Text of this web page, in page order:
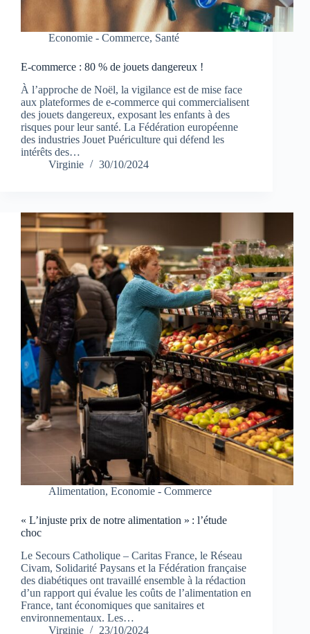
Economie - Commerce, Santé
E-commerce : 80 % de jouets dangereux !
À l’approche de Noël, la vigilance est de mise face
aux plateformes de e-commerce qui commercialisent
des jouets dangereux, exposant les enfants à des
risques pour leur santé. La Fédération européenne
des industries Jouet Puériculture qui défend les
intérêts des…
Virginie
30/10/2024
Alimentation, Economie - Commerce
« L’injuste prix de notre alimentation » : l’étude
choc
Le Secours Catholique – Caritas France, le Réseau
Civam, Solidarité Paysans et la Fédération française
des diabétiques ont travaillé ensemble à la rédaction
d’un rapport qui évalue les coûts de l’alimentation en
France, tant économiques que sanitaires et
environnementaux. Les…
Virginie
23/10/2024